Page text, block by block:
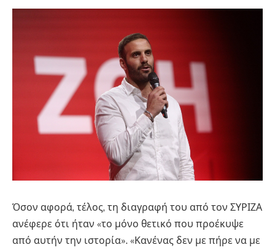
Όσον αφορά, τέλος, τη διαγραφή του από τον ΣΥΡΙΖΑ
ανέφερε ότι ήταν «το μόνο θετικό που προέκυψε
από αυτήν την ιστορία». «Κανένας δεν με πήρε να με